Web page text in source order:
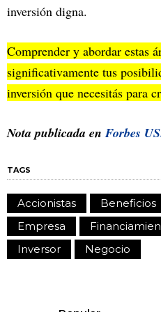
inversión digna.
Comprender y abordar estas
significativamente tus
inversión que necesitás para
Nota publicada enForbes
TAGS
Accionistas Beneficios
Empresa
Inversor
Negocio